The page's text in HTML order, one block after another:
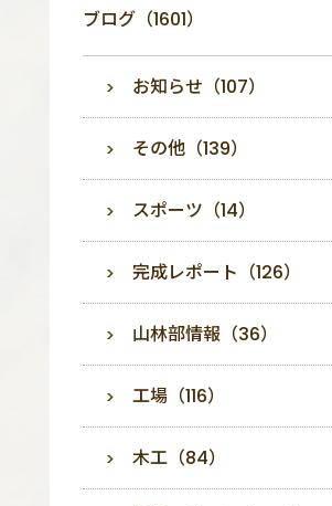
ブログ（1601）
お知らせ（107）
その他（139）
スポーツ（14）
完成レポート（126）
山林部情報（36）
工場（116）
木工（84）